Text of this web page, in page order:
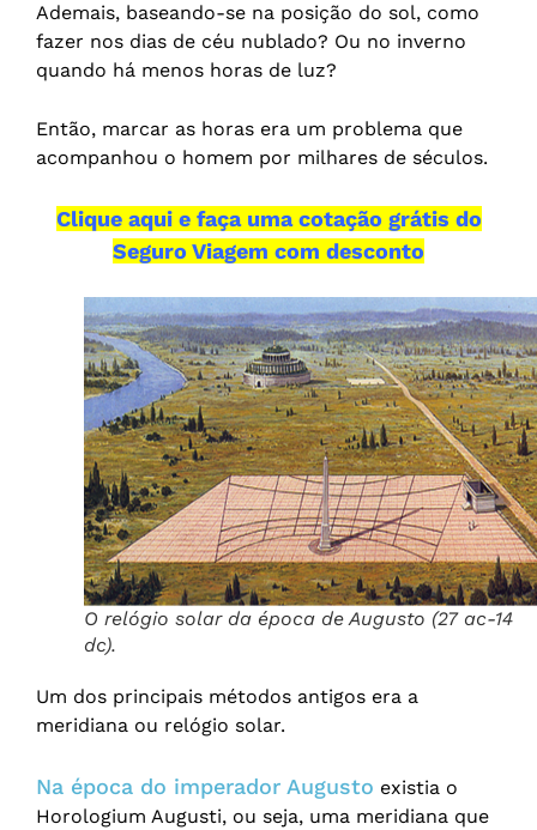
Ademais, baseando-se na posição do sol, como
fazer nos dias de céu nublado? Ou no inverno
quando há menos horas de luz?
Então, marcar as horas era um problema que
acompanhou o homem por milhares de séculos.
Clique aqui e faça uma cotação grátis do
Seguro Viagem com desconto
O relógio solar da época de Augusto (27 ac-14
dc).
Um dos principais métodos antigos era a
meridiana ou relógio solar.
Na época do imperador Augusto existia o
Horologium Augusti, ou seja, uma meridiana que